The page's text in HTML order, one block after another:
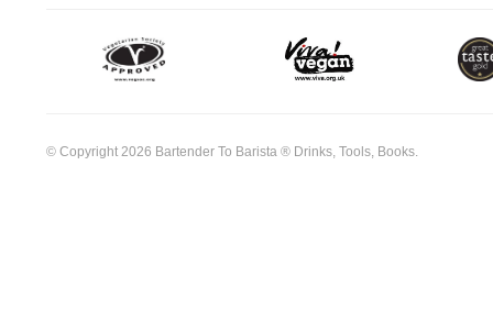
© Copyright 2026 Bartender To Barista ® Drinks, Tools, Books.